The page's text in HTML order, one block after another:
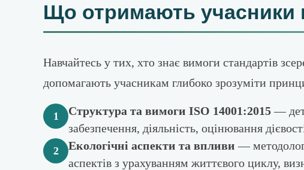
Що отримають учасники
Навчайтесь у тих, хто знає вимоги стандартів
допомагають учасникам глибоко зрозуміти
1 Структура та вимоги ISO 14001:2015—
забезпечення, діяльність, оцінювання
2 Екологічні аспекти та впливи —
аспектів з урахуванням життєвого циклу,